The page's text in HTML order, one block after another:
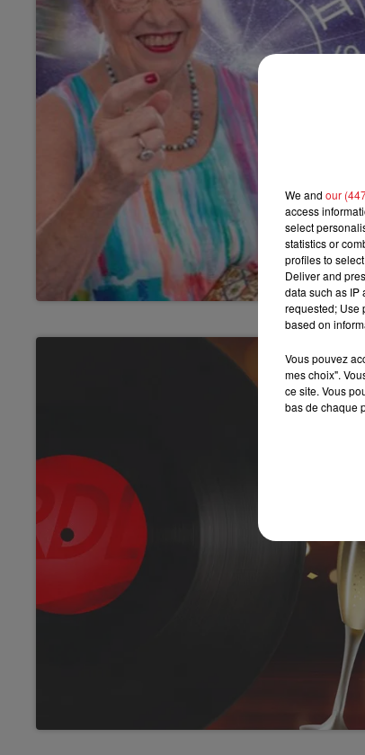
We and our
access
select
statistics or
profiles to
Deliver and
data such as IP
requested; Use
based on
Vous pouvez
mes choix".
ce site. Vous
bas de chaque